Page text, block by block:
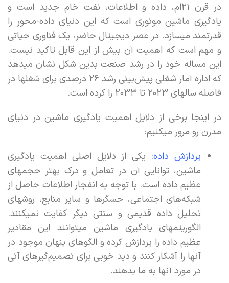
در قرن ۲۱ام، داده و اطلاعات، نفت خام جدید است و
یادگیری ماشین موتوری است که این دنیای داده-محور را
قدرتمند میسازد. در عصر دیجیتال حاضر، یک فناوری حیاتی
و مهم است که اهمیت آن بیش از این قابل تاکید نیست.
این مساله خود را در رشد صنعت بدین شکل نشان میدهد
که اداره آمار شغلی پیش‌بینی رشد ۲۶ درصدی برای شغلها در
فاصله سالهای ۲۰۲۳ تا ۲۰۳۳ را کرده است.
در اینجا برخی از دلایل اهمیت یادگیری ماشین در دنیای
مدرن رو مرور میکنیم:
پردازش داده: یکی از دلایل اصلی اهمیت یادگیری
ماشین، توانایی آن در تعامل و درک بهتر حجمهای
عظیم داده است. با توجه به انفجار اطلاعات حاصل از
شبکه‌های اجتماعی، حسگرها و سایر منابع، روشهای
تحلیل داده قدیمی و سنتی دیگر کفایت نمیکنند.
الگوریتمهای یادگیری ماشین میتوانند این مقادیر
عظیم داده را پردازش کرده و الگوهای پنهان موجود در
آنها را آشکار کنند و دید خوبی برای تصمیم‌گیرهای آتی
در مورد آنها به ما بدهند.